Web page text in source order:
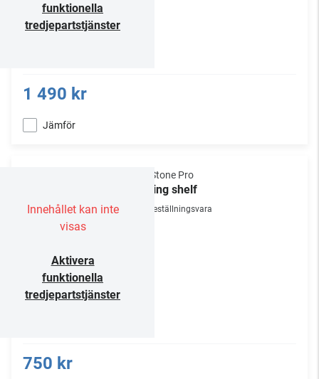
funktionella
tredjepartstjänster
1 490 kr
Jämför
Innehållet kan inte
visas
Aktivera
funktionella
tredjepartstjänster
NorStone Pro
Sliding shelf
Beställningsvara
750 kr